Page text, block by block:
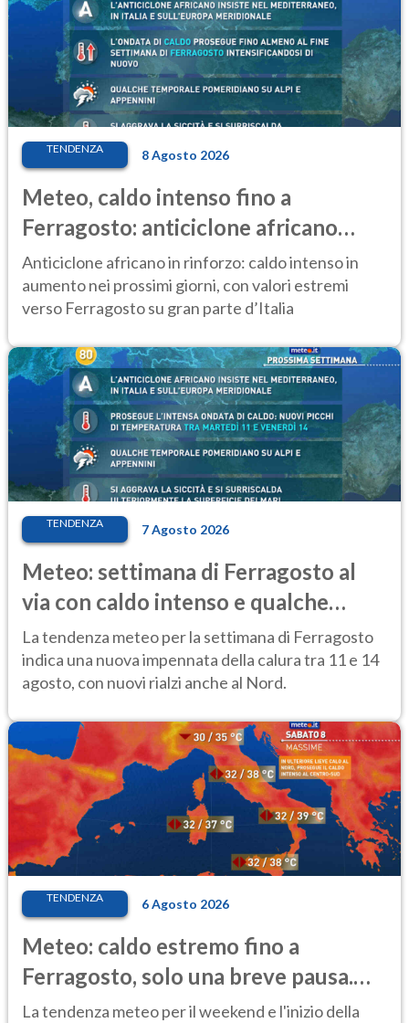
TENDENZA 8 Agosto 2026
Meteo, caldo intenso fino a
Ferragosto: anticiclone africano
ancora protagonista
Anticiclone africano in rinforzo: caldo intenso in
aumento nei prossimi giorni, con valori estremi
verso Ferragosto su gran parte d’Italia
TENDENZA 7 Agosto 2026
Meteo: settimana di Ferragosto al
via con caldo intenso e qualche
temporale
La tendenza meteo per la settimana di Ferragosto
indica una nuova impennata della calura tra 11 e 14
agosto, con nuovi rialzi anche al Nord.
TENDENZA 6 Agosto 2026
Meteo: caldo estremo fino a
Ferragosto, solo una breve pausa.
Ecco dove
La tendenza meteo per il weekend e l'inizio della